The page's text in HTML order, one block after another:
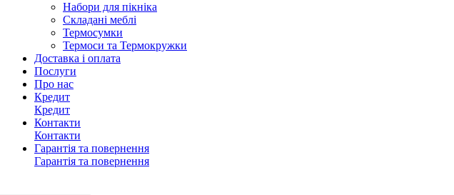
Набори для пікніка
Складані меблі
Термосумки
Термоси та Термокружки
Доставка і оплата
Послуги
Про нас
Кредит
Кредит
Контакти
Контакти
Гарантія та повернення
Гарантія та повернення